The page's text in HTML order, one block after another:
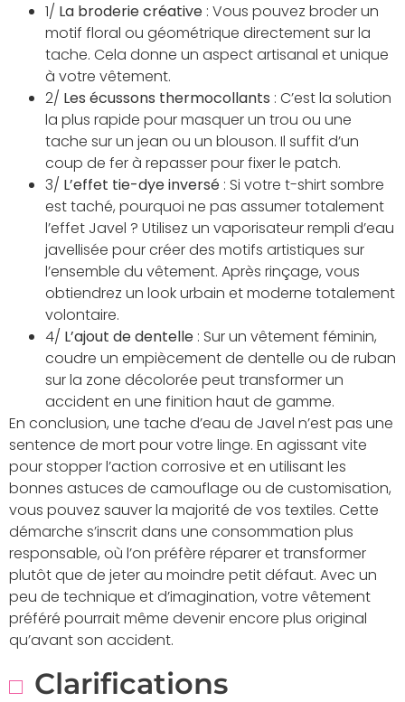
1/ La broderie créative : Vous pouvez broder un
motif floral ou géométrique directement sur la
tache. Cela donne un aspect artisanal et unique
à votre vêtement.
2/ Les écussons thermocollants : C’est la solution
la plus rapide pour masquer un trou ou une
tache sur un jean ou un blouson. Il suffit d’un
coup de fer à repasser pour fixer le patch.
3/ L’effet tie-dye inversé : Si votre t-shirt sombre
est taché, pourquoi ne pas assumer totalement
l’effet Javel ? Utilisez un vaporisateur rempli d’eau
javellisée pour créer des motifs artistiques sur
l’ensemble du vêtement. Après rinçage, vous
obtiendrez un look urbain et moderne totalement
volontaire.
4/ L’ajout de dentelle : Sur un vêtement féminin,
coudre un empiècement de dentelle ou de ruban
sur la zone décolorée peut transformer un
accident en une finition haut de gamme.
En conclusion, une tache d’eau de Javel n’est pas une
sentence de mort pour votre linge. En agissant vite
pour stopper l’action corrosive et en utilisant les
bonnes astuces de camouflage ou de customisation,
vous pouvez sauver la majorité de vos textiles. Cette
démarche s’inscrit dans une consommation plus
responsable, où l’on préfère réparer et transformer
plutôt que de jeter au moindre petit défaut. Avec un
peu de technique et d’imagination, votre vêtement
préféré pourrait même devenir encore plus original
qu’avant son accident.
Clarifications